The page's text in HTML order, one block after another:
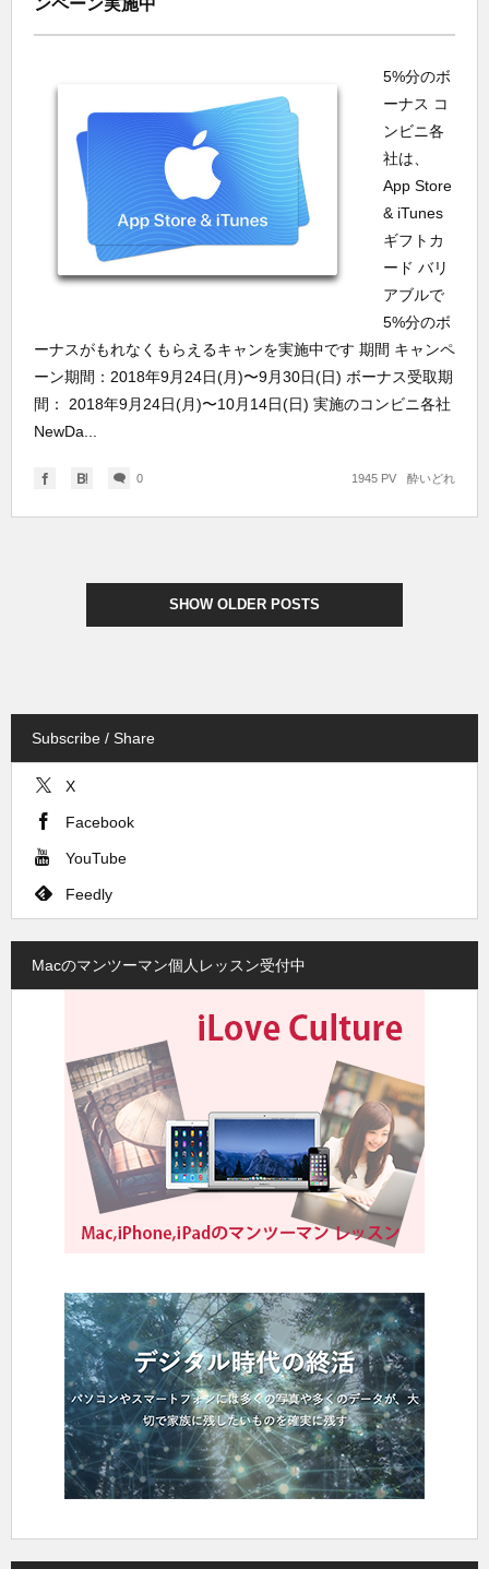
ンペーン実施中
5%分のボ
ーナス コ
ンビニ各
社は、
App Store
& iTunes
ギフトカ
ード バリ
アブルで
5%分のボ
ーナスがもれなくもらえるキャンを実施中です 期間 キャンペ
ーン期間：2018年9月24日(月)〜9月30日(日) ボーナス受取期
間： 2018年9月24日(月)〜10月14日(日) 実施のコンビニ各社
NewDa...
0 酔いどれ
1945 PV
SHOW OLDER POSTS
Subscribe / Share
X
Facebook
YouTube
Feedly
Macのマンツーマン個人レッスン受付中